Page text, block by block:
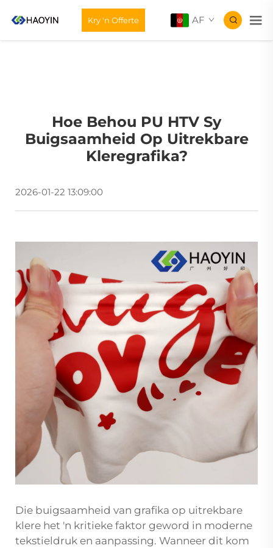
Kry 'n Offerte AF
Hoe Behou PU HTV Sy
Buigsaamheid Op Uitrekbare
Kleregrafika?
2026-01-22 13:09:00
Die buigsaamheid van grafika op uitrekbare
klere het 'n kritieke faktor geword in moderne
tekstieldruk en aanpassing. Wanneer dit kom